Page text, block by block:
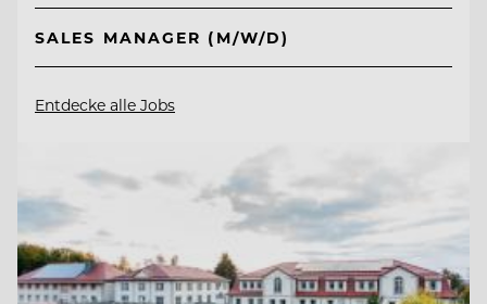
SALES MANAGER (M/W/D)
Entdecke alle Jobs